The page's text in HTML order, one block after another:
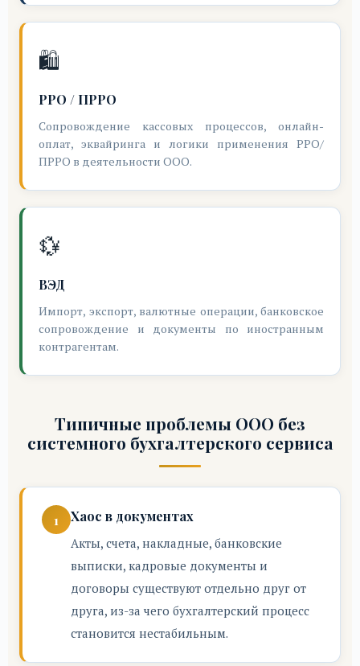
🛍️
РРО / ПРРО
Сопровождение кассовых процессов, онлайн-
оплат, эквайринга и логики применения РРО/
ПРРО в деятельности ООО.
💱
ВЭД
Импорт, экспорт, валютные операции, банковское
сопровождение и документы по иностранным
контрагентам.
Типичные проблемы ООО без
системного бухгалтерского сервиса
Хаос в документах
Акты, счета, накладные, банковские
выписки, кадровые документы и
договоры существуют отдельно друг от
друга, из-за чего бухгалтерский процесс
становится нестабильным.